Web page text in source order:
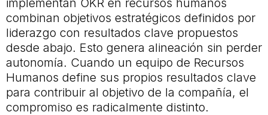
implementan OKR en recursos humanos
combinan objetivos estratégicos definidos por
liderazgo con resultados clave propuestos
desde abajo. Esto genera alineación sin perder
autonomía. Cuando un equipo de Recursos
Humanos define sus propios resultados clave
para contribuir al objetivo de la compañía, el
compromiso es radicalmente distinto.